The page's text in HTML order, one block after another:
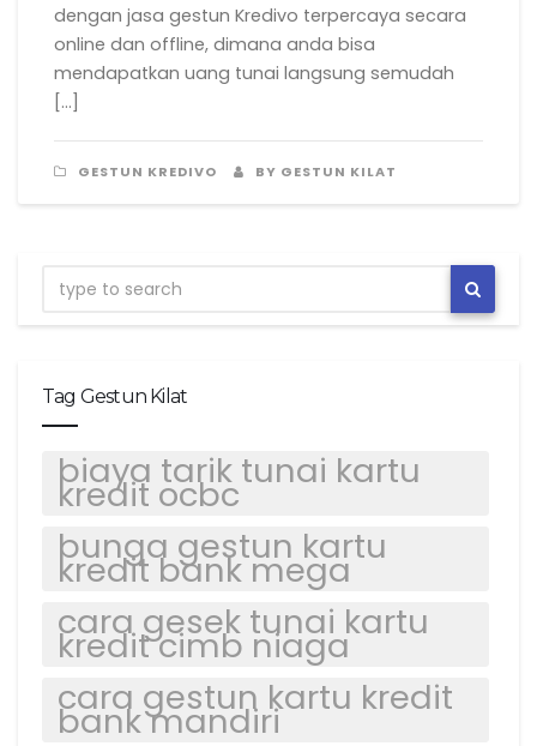
dengan jasa gestun Kredivo terpercaya secara
online dan offline, dimana anda bisa
mendapatkan uang tunai langsung semudah
[…]
GESTUN KREDIVO BY GESTUN KILAT
Tag Gestun Kilat
biaya tarik tunai kartu
kredit ocbc
bunga gestun kartu
kredit bank mega
cara gesek tunai kartu
kredit cimb niaga
cara gestun kartu kredit
bank mandiri